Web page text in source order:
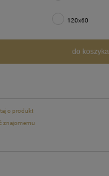
120x60
do koszyka
o produkt
znajomemu